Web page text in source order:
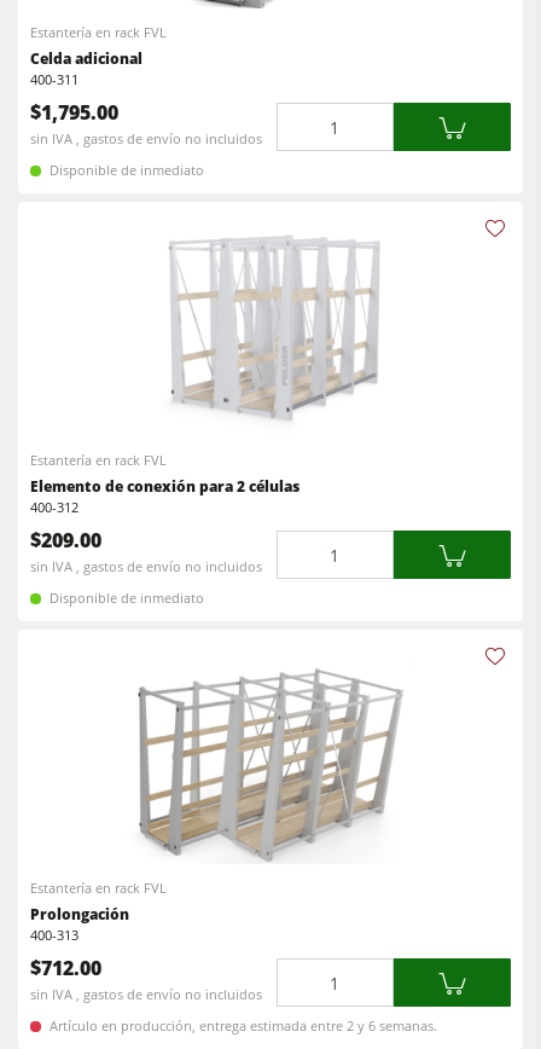
Estantería en rack FVL
Celda adicional
400-311
$1,795.00
sin IVA , gastos de envío no incluidos
Disponible de inmediato
Estantería en rack FVL
Elemento de conexión para 2 células
400-312
$209.00
sin IVA , gastos de envío no incluidos
Disponible de inmediato
Estantería en rack FVL
Prolongación
400-313
$712.00
sin IVA , gastos de envío no incluidos
Artículo en producción, entrega estimada entre 2 y 6 semanas.